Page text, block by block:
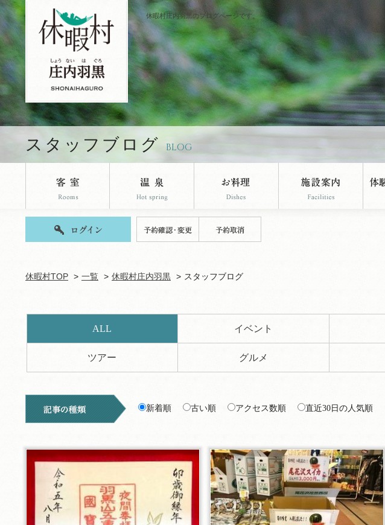
休暇村庄内羽黒のブログページです。
スタッフブログ BLOG
休暇村TOP 一覧 休暇村庄内羽黒 スタッフブログ
ALL イベント
ツアー グルメ
新着順 古い順 アクセス数順 直近30日の人気順